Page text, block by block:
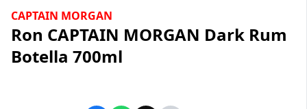
CAPTAIN MORGAN
Ron CAPTAIN MORGAN Dark Rum
Botella 700ml